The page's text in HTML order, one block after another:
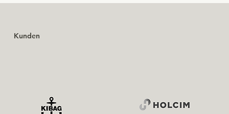
Kunden